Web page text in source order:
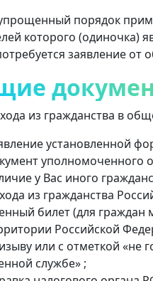
порядок
которого (одиночка)
заявление от
из гражданства в
установленной
уполномоченного
у Вас иного
из гражданства
билет (для граждан
Российской
или с отметкой «не
службе» ;